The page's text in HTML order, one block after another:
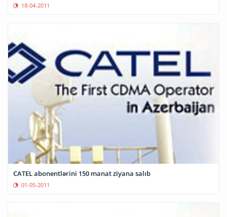
18-04-2011
CATEL abonentlərini 150 manat ziyana salıb
01-05-2011